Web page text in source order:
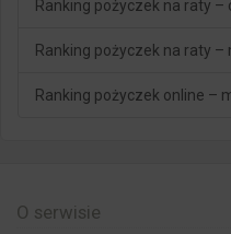
Ranking pożyczek na raty –
Ranking pożyczek na raty –
Ranking pożyczek online –
O serwisie